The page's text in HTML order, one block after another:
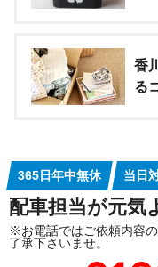
香
る
365日年中無休 当日
配車担当が元気
※お電話ではご依頼内容
了承下さいませ。